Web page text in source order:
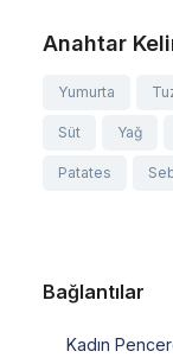
Anahtar
Yumurta
Süt Yağ
Patates
Bağlantılar
Kadın